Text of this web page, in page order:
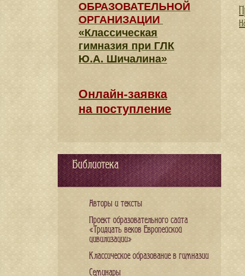
ОБРАЗОВАТЕЛЬНОЙ
ОРГАНИЗАЦИИ
«Классическая
гимназия при ГЛК
Ю.А. Шичалина»
Онлайн-заявка
на поступление
Библиотека
Авторы и тексты
Проект образовательного сайта
«Тридцать веков Европейской
цивилизации»
Классическое образование в гимназии
Семинары